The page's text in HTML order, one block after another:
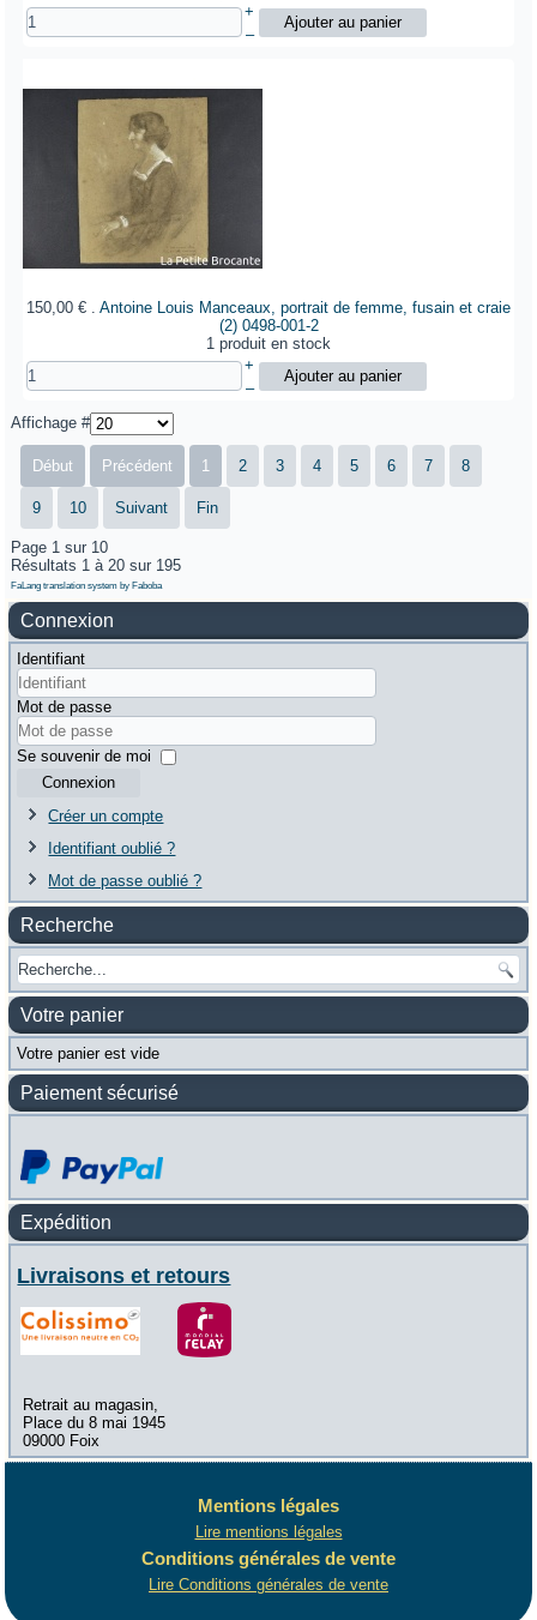
+
–
150,00 €
Antoine Louis Manceaux, portrait de femme, fusain et craie
(2) 0498-001-2
1 produit en stock
+
–
Affichage #
Début Précédent 1 2 3 4 5 6 7 8
9 10 Suivant Fin
Page 1 sur 10
Résultats 1 à 20 sur 195
FaLang translation system by Faboba
Connexion
Identifiant
Mot de passe
Se souvenir de moi
Connexion
Créer un compte
Identifiant oublié ?
Mot de passe oublié ?
Recherche
Votre panier
Votre panier est vide
Paiement sécurisé
Expédition
Livraisons et retours
Retrait au magasin,
Place du 8 mai 1945
09000 Foix
Mentions légales
Lire mentions légales
Conditions générales de vente
Lire Conditions générales de vente